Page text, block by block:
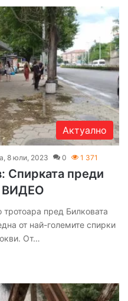
Актуално
8 юли, 2023 0 1 371
Спирката преди
ВИДЕО
тротоара пред Билковата
от най-големите спирки
От…